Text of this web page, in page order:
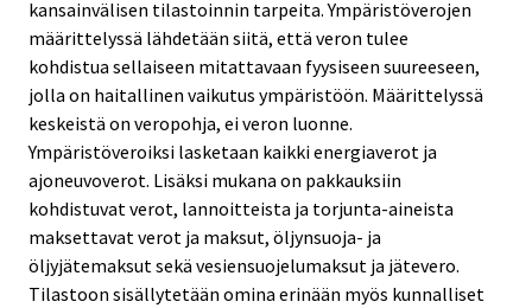
kansainvälisen tilastoinnin tarpeita. Ympäristöverojen
määrittelyssä lähdetään siitä, että veron tulee
kohdistua sellaiseen mitattavaan fyysiseen suureeseen,
jolla on haitallinen vaikutus ympäristöön. Määrittelyssä
keskeistä on veropohja, ei veron luonne.
Ympäristöveroiksi lasketaan kaikki energiaverot ja
ajoneuvoverot. Lisäksi mukana on pakkauksiin
kohdistuvat verot, lannoitteista ja torjunta-aineista
maksettavat verot ja maksut, öljynsuoja- ja
öljyjätemaksut sekä vesiensuojelumaksut ja jätevero.
Tilastoon sisällytetään omina erinään myös kunnalliset